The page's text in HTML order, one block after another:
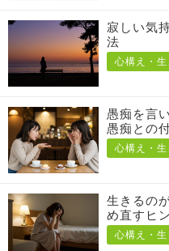
寂しい気
法
心構え・
愚痴を言
愚痴との
心構え・
生きるの
め直すヒ
心構え・